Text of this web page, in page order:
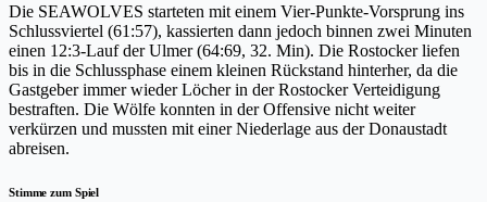
Die SEAWOLVES starteten mit einem Vier-Punkte-Vorsprung ins
Schlussviertel (61:57), kassierten dann jedoch binnen zwei Minuten
einen 12:3-Lauf der Ulmer (64:69, 32. Min). Die Rostocker liefen
bis in die Schlussphase einem kleinen Rückstand hinterher, da die
Gastgeber immer wieder Löcher in der Rostocker Verteidigung
bestraften. Die Wölfe konnten in der Offensive nicht weiter
verkürzen und mussten mit einer Niederlage aus der Donaustadt
abreisen.
Stimme zum Spiel